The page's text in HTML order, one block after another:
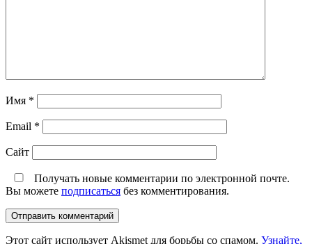
Имя *
Email *
Сайт
Получать новые комментарии по электронной почте.
Вы можете подписаться без комментирования.
Этот сайт использует Akismet для борьбы со спамом. Узнайте,